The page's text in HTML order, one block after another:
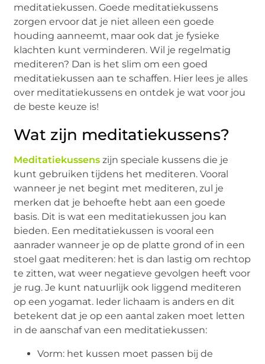
meditatiekussen. Goede meditatiekussens
zorgen ervoor dat je niet alleen een goede
houding aanneemt, maar ook dat je fysieke
klachten kunt verminderen. Wil je regelmatig
mediteren? Dan is het slim om een goed
meditatiekussen aan te schaffen. Hier lees je alles
over meditatiekussens en ontdek je wat voor jou
de beste keuze is!
Wat zijn meditatiekussens?
Meditatiekussens zijn speciale kussens die je
kunt gebruiken tijdens het mediteren. Vooral
wanneer je net begint met mediteren, zul je
merken dat je behoefte hebt aan een goede
basis. Dit is wat een meditatiekussen jou kan
bieden. Een meditatiekussen is vooral een
aanrader wanneer je op de platte grond of in een
stoel gaat mediteren: het is dan lastig om rechtop
te zitten, wat weer negatieve gevolgen heeft voor
je rug. Je kunt natuurlijk ook liggend mediteren
op een yogamat. Ieder lichaam is anders en dit
betekent dat je op een aantal zaken moet letten
in de aanschaf van een meditatiekussen:
Vorm: het kussen moet passen bij de